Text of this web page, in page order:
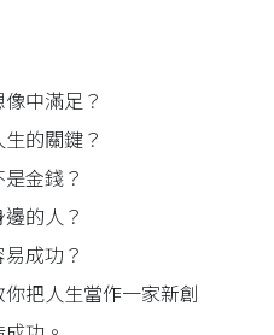
中滿足？
的關鍵？
金錢？
的人？
成功？
把人生當作一家新創